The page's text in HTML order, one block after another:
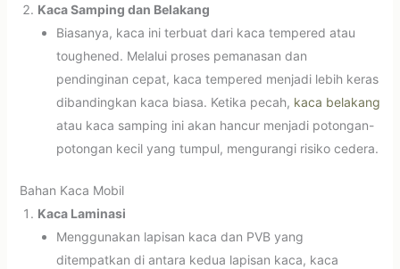
Kaca Samping dan Belakang
Biasanya, kaca ini terbuat dari kaca tempered atau
toughened. Melalui proses pemanasan dan
pendinginan cepat, kaca tempered menjadi lebih keras
dibandingkan kaca biasa. Ketika pecah, kaca belakang
atau kaca samping ini akan hancur menjadi potongan-
potongan kecil yang tumpul, mengurangi risiko cedera.
Bahan Kaca Mobil
Kaca Laminasi
Menggunakan lapisan kaca dan PVB yang
ditempatkan di antara kedua lapisan kaca, kaca